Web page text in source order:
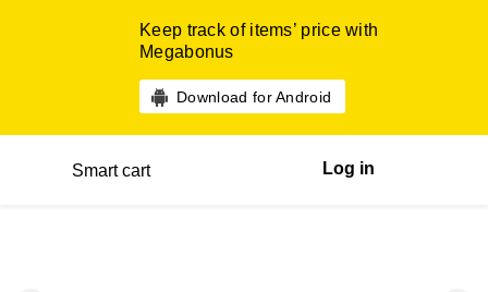
Keep track of items’ price with
Megabonus
Download for Android
Smart cart Log in